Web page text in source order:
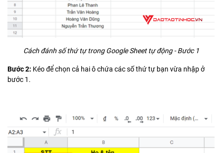
Cách đánh số thứ tự trong Google Sheet tự động - Bước 1
Bước 2: Kéo để chọn cả hai ô chứa các số thứ tự bạn vừa nhập ở
bước 1.